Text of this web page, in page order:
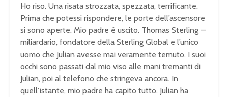
Ho riso. Una risata strozzata, spezzata, terrificante.
Prima che potessi rispondere, le porte dell’ascensore
si sono aperte. Mio padre è uscito. Thomas Sterling —
miliardario, fondatore della Sterling Global e l’unico
uomo che Julian avesse mai veramente temuto. I suoi
occhi sono passati dal mio viso alle mani tremanti di
Julian, poi al telefono che stringeva ancora. In
quell’istante, mio padre ha capito tutto. Julian ha